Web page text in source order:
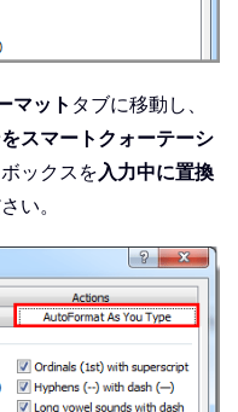
マット タブに移動し、
スマートクォーテーシ
ックスを 入力中に置換
い。